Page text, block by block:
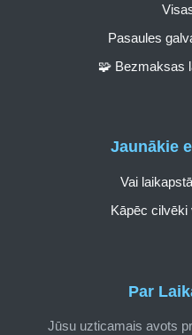
Par
Jūsu uzticamais avots
Pasaules
🧩 Bezmaksas
Jaunākie
Vai
Kāpēc cilvēki